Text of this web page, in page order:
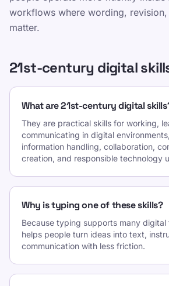
workflows where wording,
matter.
21st-century digital
What are 21st-century digital
They are practical skills for working,
communicating in digital
information handling, collaboration,
creation, and responsible technology
Why is typing one of these skills?
Because typing supports many
helps people turn ideas into text,
communication with less friction.